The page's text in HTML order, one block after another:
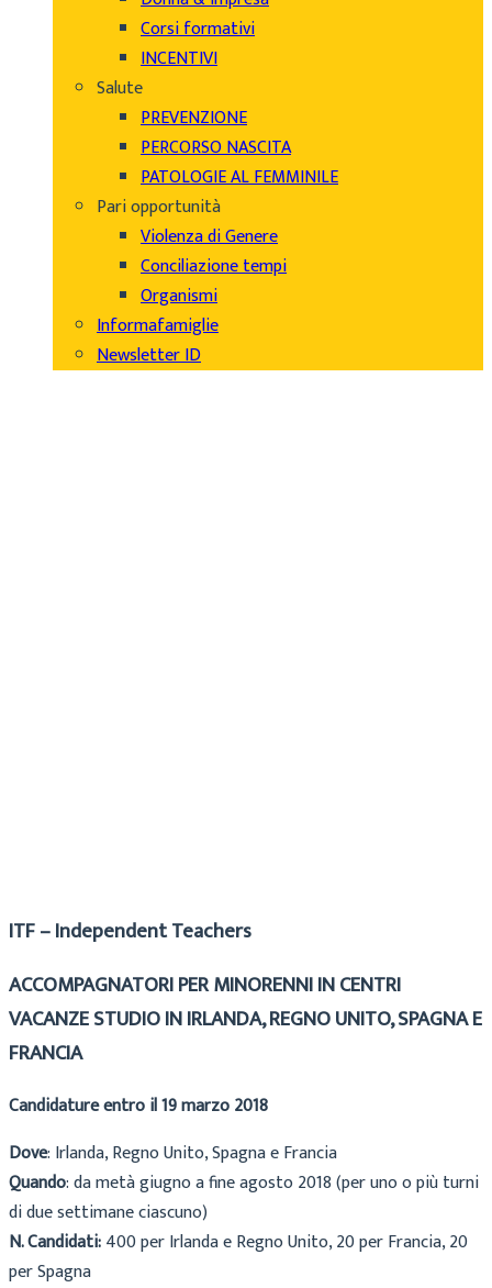
Corsi formativi
INCENTIVI
Salute
PREVENZIONE
PERCORSO NASCITA
PATOLOGIE AL FEMMINILE
Pari opportunità
Violenza di Genere
Conciliazione tempi
Organismi
Informafamiglie
Newsletter ID
ITF – Independent Teachers
ACCOMPAGNATORI PER MINORENNI IN CENTRI
VACANZE STUDIO IN IRLANDA, REGNO UNITO, SPAGNA E
FRANCIA
Candidature entro il 19 marzo 2018
Dove: Irlanda, Regno Unito, Spagna e Francia
Quando: da metà giugno a fine agosto 2018 (per uno o più turni
di due settimane ciascuno)
N. Candidati:400 per Irlanda e Regno Unito, 20 per Francia, 20
per Spagna